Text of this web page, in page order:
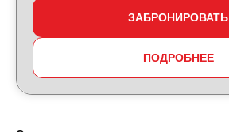
ЗАБРОНИРОВАТЬ
ПОДРОБНЕЕ